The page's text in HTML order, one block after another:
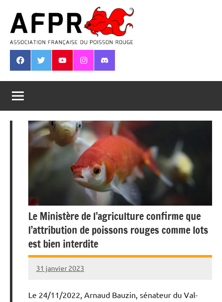
contenu
Association
Française
du
Poisson
Rouge
FacebookTwitterYoutubeInstagramDiscord
Le Ministère de l’agriculture confirme que
l’attribution de poissons rouges comme lots
est bien interdite
31 janvier 2023
Annie
Le 24/11/2022, Arnaud Bauzin, sénateur du Val-